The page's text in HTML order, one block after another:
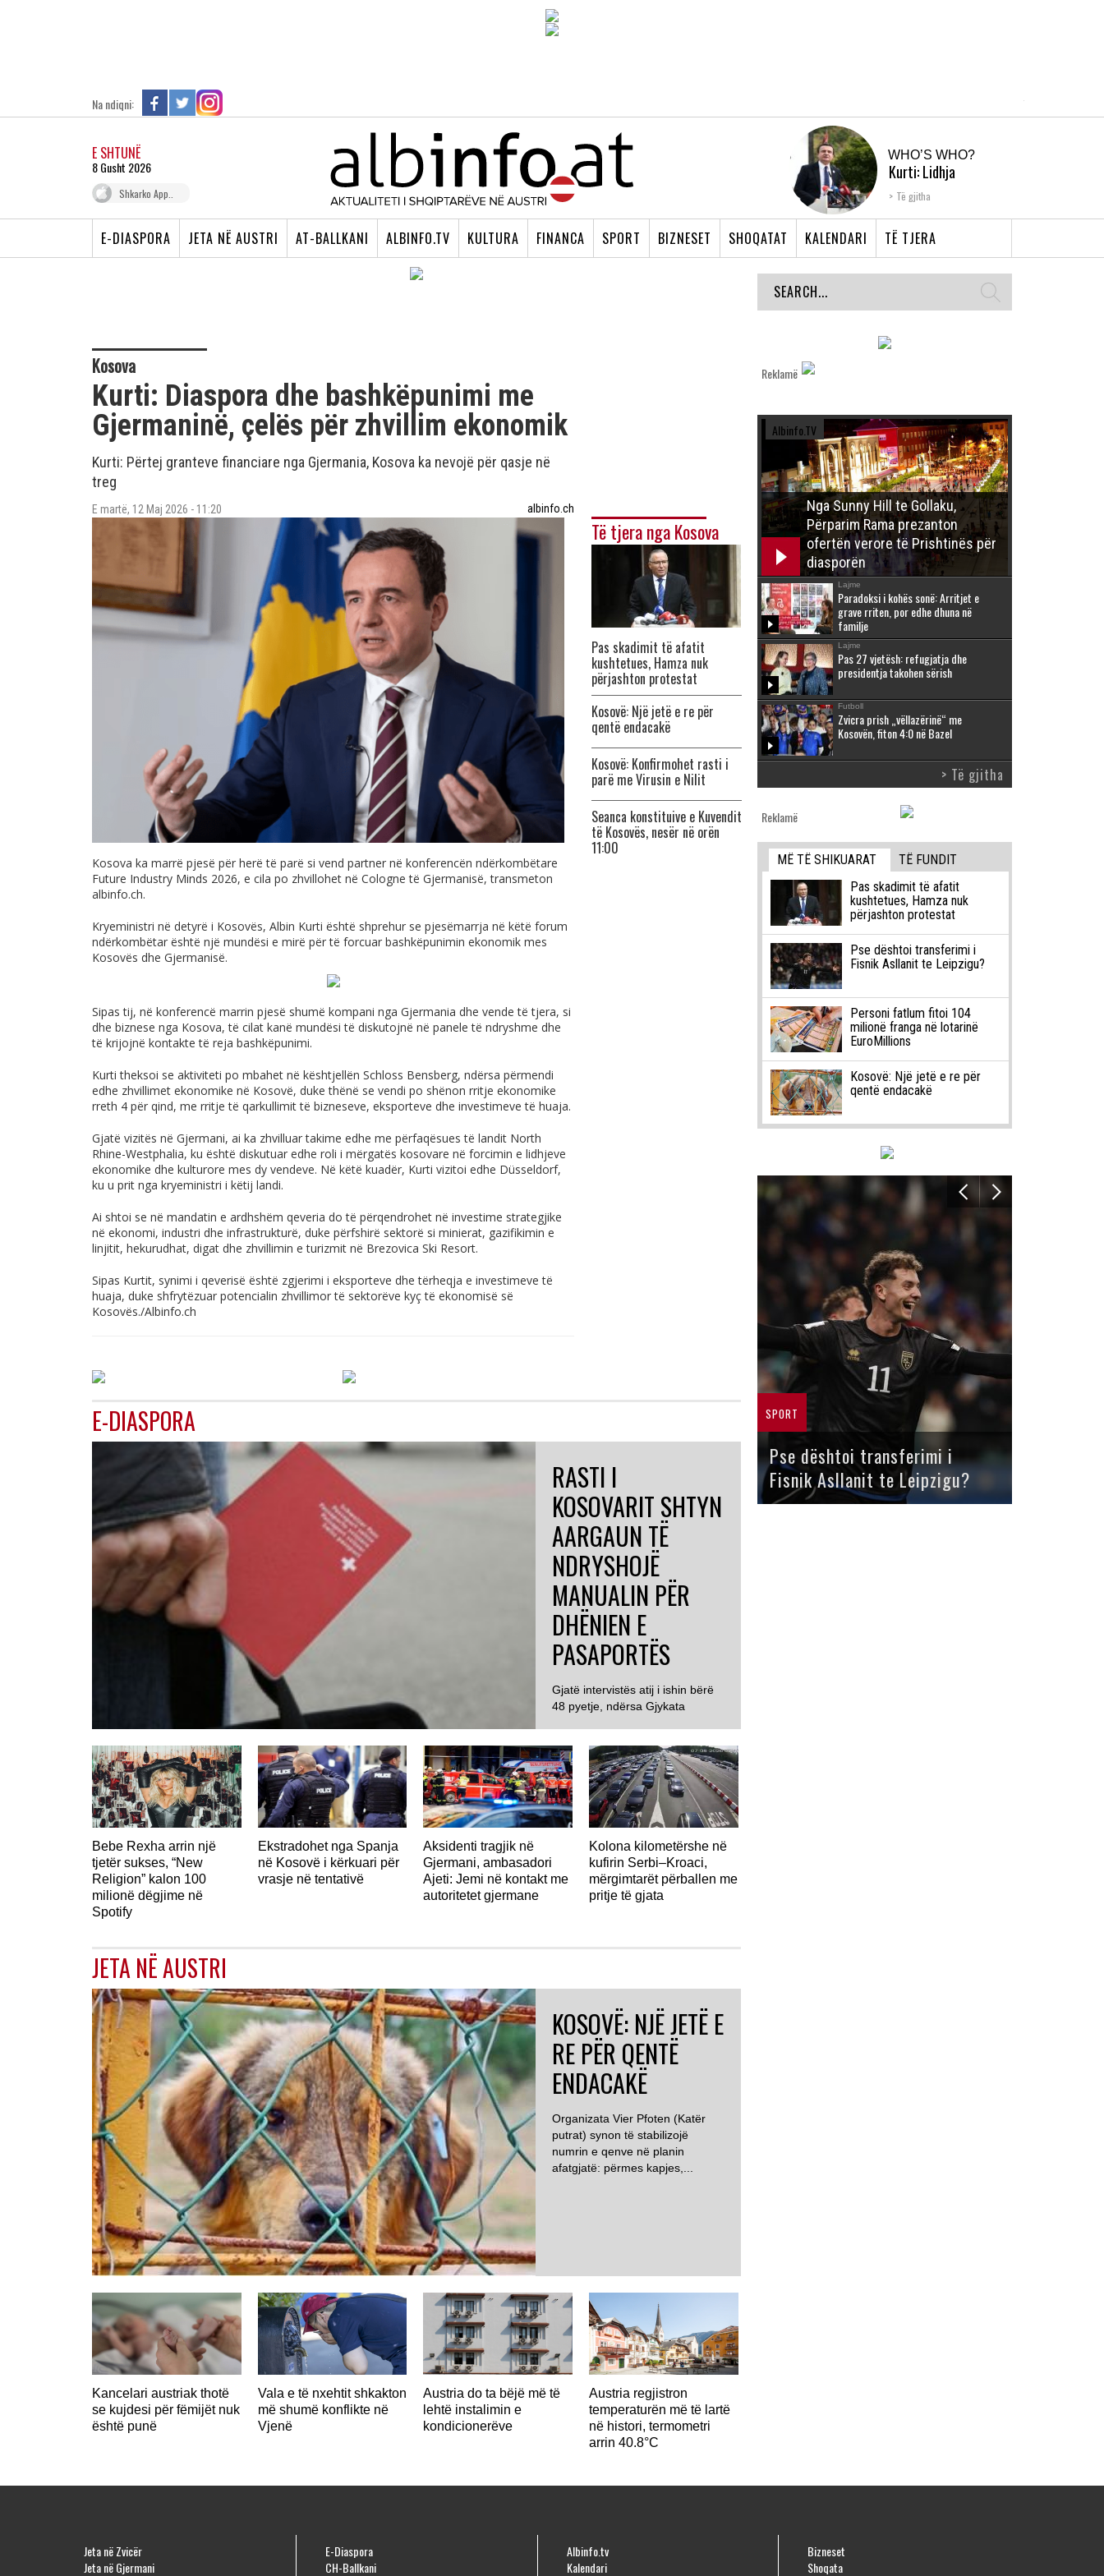
Na ndiqni:
E SHTUNË
8 Gusht 2026
Shkarko App..
WHO’S WHO?
Kurti: Lidhja
Shqiptare e Prizrenit,
Të gjitha
E-DIASPORA JETA NË AUSTRI AT-BALLKANI ALBINFO.TV KULTURA FINANCA SPORT BIZNESET SHOQATAT KALENDARI TË TJERA
Kosova
Kurti: Diaspora dhe bashkëpunimi me
Gjermaninë, çelës për zhvillim ekonomik
​Kurti: Përtej granteve financiare nga Gjermania, Kosova ka nevojë për qasje në
treg
E martë, 12 Maj 2026 - 11:20 albinfo.ch
Kosova ka marrë pjesë për herë të parë si vend partner në konferencën ndërkombëtare
Future Industry Minds 2026, e cila po zhvillohet në Cologne të Gjermanisë, transmeton
albinfo.ch.
Kryeministri në detyrë i Kosovës, Albin Kurti është shprehur se pjesëmarrja në këtë forum
ndërkombëtar është një mundësi e mirë për të forcuar bashkëpunimin ekonomik mes
Kosovës dhe Gjermanisë.
Sipas tij, në konferencë marrin pjesë shumë kompani nga Gjermania dhe vende të tjera, si
dhe biznese nga Kosova, të cilat kanë mundësi të diskutojnë në panele të ndryshme dhe
të krijojnë kontakte të reja bashkëpunimi.
Kurti theksoi se aktiviteti po mbahet në kështjellën Schloss Bensberg, ndërsa përmendi
edhe zhvillimet ekonomike në Kosovë, duke thënë se vendi po shënon rritje ekonomike
rreth 4 për qind, me rritje të qarkullimit të bizneseve, eksporteve dhe investimeve të huaja.
Gjatë vizitës në Gjermani, ai ka zhvilluar takime edhe me përfaqësues të landit North
Rhine-Westphalia, ku është diskutuar edhe roli i mërgatës kosovare në forcimin e lidhjeve
ekonomike dhe kulturore mes dy vendeve. Në këtë kuadër, Kurti vizitoi edhe Düsseldorf,
ku u prit nga kryeministri i këtij landi.
Ai shtoi se në mandatin e ardhshëm qeveria do të përqendrohet në investime strategjike
në ekonomi, industri dhe infrastrukturë, duke përfshirë sektorë si minierat, gazifikimin e
linjitit, hekurudhat, digat dhe zhvillimin e turizmit në Brezovica Ski Resort.
Sipas Kurtit, synimi i qeverisë është zgjerimi i eksporteve dhe tërheqja e investimeve të
huaja, duke shfrytëzuar potencialin zhvillimor të sektorëve kyç të ekonomisë së
Kosovës./Albinfo.ch
Të tjera nga Kosova
Pas skadimit të afatit
kushtetues, Hamza nuk
përjashton protestat
Kosovë: Një jetë e re për
qentë endacakë
Kosovë: Konfirmohet rasti i
parë me Virusin e Nilit
Seanca konstituive e Kuvendit
të Kosovës, nesër në orën
11:00
E-DIASPORA
RASTI I
KOSOVARIT SHTYN
AARGAUN TË
NDRYSHOJË
MANUALIN PËR
DHËNIEN E
PASAPORTËS
Gjatë intervistës atij i ishin bërë
48 pyetje, ndërsa Gjykata
Bebe Rexha arrin një
tjetër sukses, “New
Religion” kalon 100
milionë dëgjime në
Spotify
Ekstradohet nga Spanja
në Kosovë i kërkuari për
vrasje në tentativë
Aksidenti tragjik në
Gjermani, ambasadori
Ajeti: Jemi në kontakt me
autoritetet gjermane
Kolona kilometërshe në
kufirin Serbi–Kroaci,
mërgimtarët përballen me
pritje të gjata
JETA NË AUSTRI
KOSOVË: NJË JETË E
RE PËR QENTË
ENDACAKË
Organizata Vier Pfoten (Katër
putrat) synon të stabilizojë
numrin e qenve në planin
afatgjatë: përmes kapjes,...
Kancelari austriak thotë
se kujdesi për fëmijët nuk
është punë
Vala e të nxehtit shkakton
më shumë konflikte në
Vjenë
Austria do ta bëjë më të
lehtë instalimin e
kondicionerëve
Austria regjistron
temperaturën më të lartë
në histori, termometri
arrin 40.8°C
Reklamë
Albinfo.TV
Nga Sunny Hill te Gollaku,
Përparim Rama prezanton
ofertën verore të Prishtinës për
diasporën
Lajme
Paradoksi i kohës sonë: Arritjet e
grave rriten, por edhe dhuna në
familje
Lajme
Pas 27 vjetësh: refugjatja dhe
presidentja takohen sërish
Futboll
Zvicra prish „vëllazërinë“ me
Kosovën, fiton 4:0 në Bazel
> Të gjitha
Reklamë
MË TË SHIKUARAT
TË FUNDIT
Pas skadimit të afatit
kushtetues, Hamza nuk
përjashton protestat
Pse dështoi transferimi i
Fisnik Asllanit te Leipzigu?
Personi fatlum fitoi 104
milionë franga në lotarinë
EuroMillions
Kosovë: Një jetë e re për
qentë endacakë
SPORT
Pse dështoi transferimi i
Fisnik Asllanit te Leipzigu?
Jeta në Zvicër
Jeta në Gjermani
E-Diaspora
CH-Ballkani
Albinfo.tv
Kalendari
Bizneset
Shoqata